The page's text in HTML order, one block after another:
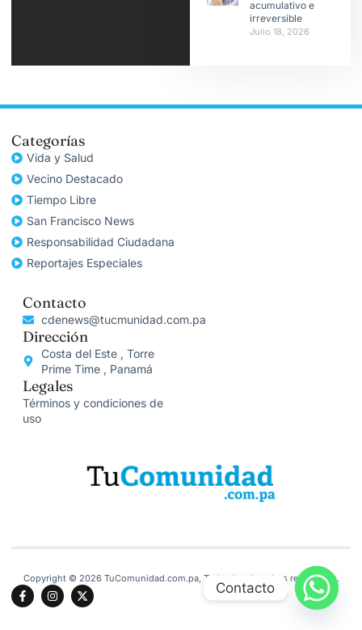
acumulativo e
irreversible
Julio 18, 2026
Categorías
Vida y Salud
Vecino Destacado
Tiempo Libre
San Francisco News
Responsabilidad Ciudadana
Reportajes Especiales
Contacto
cdenews@tucmunidad.com.pa
Dirección
Costa del Este , Torre
Prime Time , Panamá
Legales
Términos y condiciones de
uso
Copyright © 2026 TuComunidad.com.pa, Todos los derechos reservados.
Contacto